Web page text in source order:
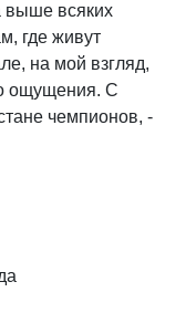
выше всяких
где живут
на мой взгляд,
ощущения. С
чемпионов, -